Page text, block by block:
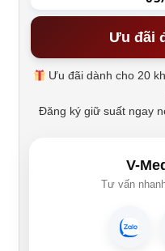
Ưu đãi
Ưu đãi dành cho 20
Đăng ký giữ suất ngay
V-
Tư vấn